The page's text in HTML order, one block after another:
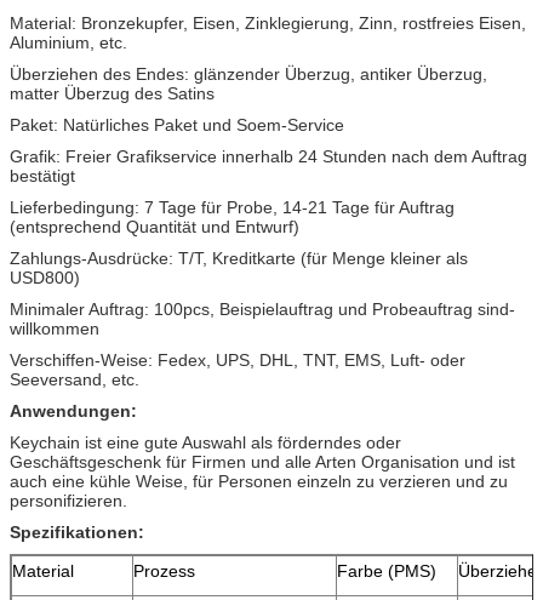
Material: Bronzekupfer, Eisen, Zinklegierung, Zinn, rostfreies Eisen,
Aluminium, etc.
Überziehen des Endes: glänzender Überzug, antiker Überzug,
matter Überzug des Satins
Paket: Natürliches Paket und Soem-Service
Grafik: Freier Grafikservice innerhalb 24 Stunden nach dem Auftrag
bestätigt
Lieferbedingung: 7 Tage für Probe, 14-21 Tage für Auftrag
(entsprechend Quantität und Entwurf)
Zahlungs-Ausdrücke: T/T, Kreditkarte (für Menge kleiner als
USD800)
Minimaler Auftrag: 100pcs, Beispielauftrag und Probeauftrag sind-
willkommen
Verschiffen-Weise: Fedex, UPS, DHL, TNT, EMS, Luft- oder
Seeversand, etc.
Anwendungen:
Keychain ist eine gute Auswahl als förderndes oder
Geschäftsgeschenk für Firmen und alle Arten Organisation und ist
auch eine kühle Weise, für Personen einzeln zu verzieren und zu
personifizieren.
Spezifikationen:
Material
Prozess Farbe (PMS)